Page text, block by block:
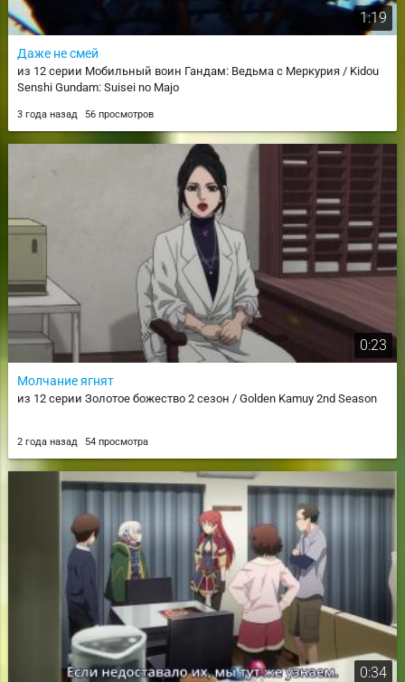
1:19
Даже не смей
из 12 серии Мобильный воин Гандам: Ведьма с Меркурия / Kidou
Senshi Gundam: Suisei no Majo
3 года назад 56 просмотров
0:23
Молчание ягнят
из 12 серии Золотое божество 2 сезон / Golden Kamuy 2nd Season
2 года назад 54 просмотра
0:34